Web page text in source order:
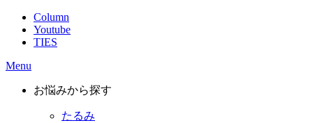
Column
Youtube
TIES
Menu
お悩みから探す
たるみ